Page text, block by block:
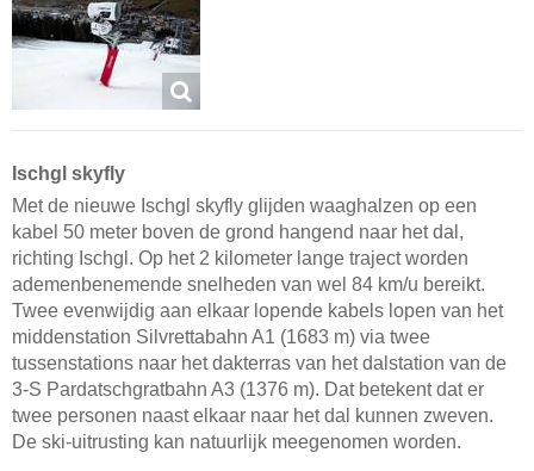
Ischgl skyfly
Met de nieuwe Ischgl skyfly glijden waaghalzen op een
kabel 50 meter boven de grond hangend naar het dal,
richting Ischgl. Op het 2 kilometer lange traject worden
ademenbenemende snelheden van wel 84 km/u bereikt.
Twee evenwijdig aan elkaar lopende kabels lopen van het
middenstation Silvrettabahn A1 (1683 m) via twee
tussenstations naar het dakterras van het dalstation van de
3-S Pardatschgratbahn A3 (1376 m). Dat betekent dat er
twee personen naast elkaar naar het dal kunnen zweven.
De ski-uitrusting kan natuurlijk meegenomen worden.